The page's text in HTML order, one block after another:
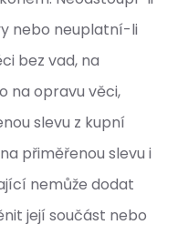
nebo neuplatní-li
bez vad, na
na opravu věci,
slevu z kupní
přiměřenou slevu i
nemůže dodat
její součást nebo